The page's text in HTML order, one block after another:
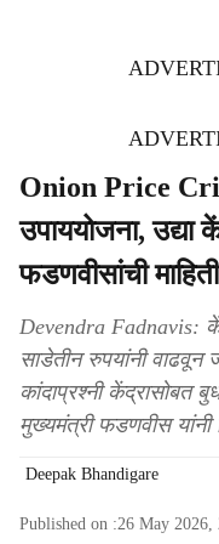
Onion Price
उपाययोजना,
फडणवीसांची माहिती
Devendra Fadnavis:
साडेतीन रुपयांनी
कांदाप्रश्नी केंद्रासोबत
मुख्यमंत्री फडणवीस यांनी
Deepak Bhandigare
Published on :26 May 2026,